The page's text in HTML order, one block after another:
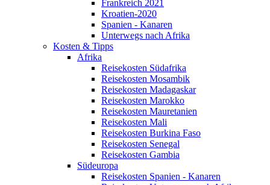
Frankreich 2021
Kroatien-2020
Spanien - Kanaren
Unterwegs nach Afrika
Kosten & Tipps
Afrika
Reisekosten Südafrika
Reisekosten Mosambik
Reisekosten Madagaskar
Reisekosten Marokko
Reisekosten Mauretanien
Reisekosten Mali
Reisekosten Burkina Faso
Reisekosten Senegal
Reisekosten Gambia
Südeuropa
Reisekosten Spanien - Kanaren